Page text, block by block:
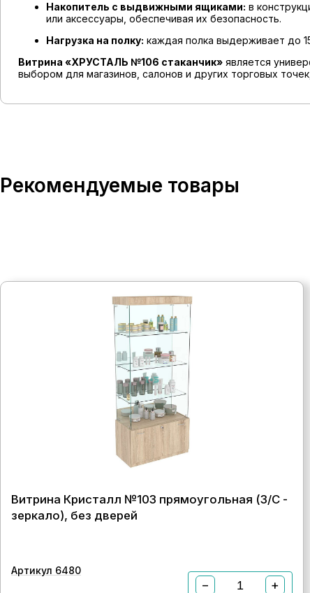
Накопитель с выдвижными ящиками: в
или аксессуары, обеспечивая их безопасность.
Нагрузка на полку: каждая полка выдерживает до
Витрина «ХРУСТАЛЬ №106 стаканчик» является
выбором для магазинов, салонов и других торговых
Рекомендуемые товары
Витрина Кристалл №103 прямоугольная (З/C -
зеркало), без дверей
Артикул 6480
− +